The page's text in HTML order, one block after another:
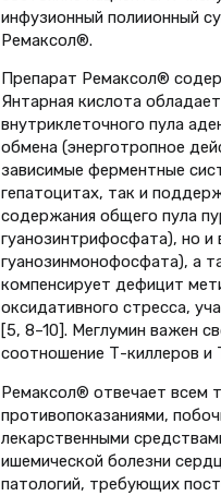
инфузионный полиионный
Ремаксол®.
Препарат Ремаксол®
Янтарная кислота
внутриклеточного пула
обмена (энерготропное
зависимые ферментные
гепатоцитах, так и
содержания общего пула
гуанозинтрифосфата), но
гуанозинмонофосфата), а
компенсирует дефицит
оксидативного стресса,
[5, 8–10]. Меглумин важен
соотношение Т-киллеров и
Ремаксол® отвечает всем
противопоказаниями,
лекарственными
ишемической болезни
патологий, требующих